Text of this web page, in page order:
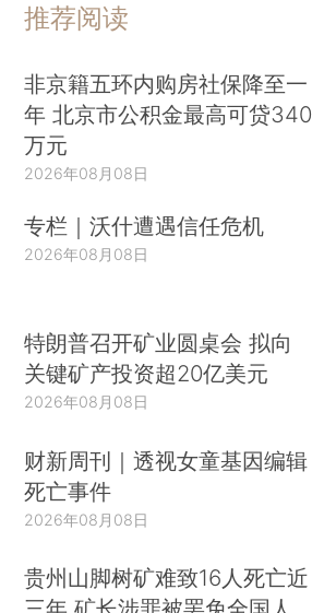
推荐阅读
非京籍五环内购房社保降至一
年 北京市公积金最高可贷340
万元
2026年08月08日
专栏｜沃什遭遇信任危机
2026年08月08日
特朗普召开矿业圆桌会 拟向
关键矿产投资超20亿美元
2026年08月08日
财新周刊｜透视女童基因编辑
死亡事件
2026年08月08日
贵州山脚树矿难致16人死亡近